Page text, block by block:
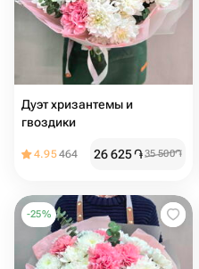
Дуэт хризантемы и
гвоздики
4.95464 26 625֏35 500֏
-25%